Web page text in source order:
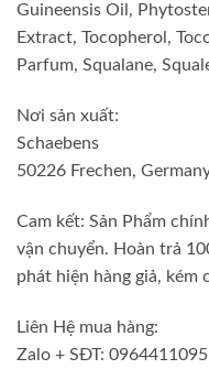
Guineensis Oil,
Extract, Tocopherol,
Parfum, Squalane,
Nơi sản xuất:
Schaebens
50226 Frechen,
Cam kết: Sản Phẩm
vận chuyển. Hoàn trả
phát hiện hàng giả, kém
Liên Hệ mua hàng:
Zalo + SĐT: 0964411095